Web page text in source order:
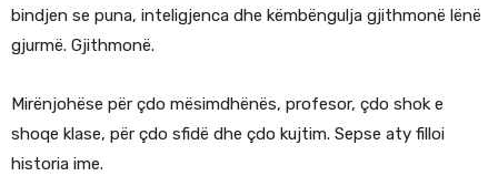
bindjen se puna, inteligjenca dhe këmbëngulja gjithmonë lënë
gjurmë. Gjithmonë.
Mirënjohëse për çdo mësimdhënës, profesor, çdo shok e
shoqe klase, për çdo sfidë dhe çdo kujtim. Sepse aty filloi
historia ime.